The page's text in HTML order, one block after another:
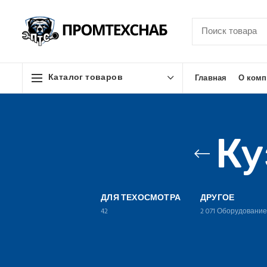
Каталог товаров Главная О
ДЛЯ ТЕХОСМОТРА
42
ДРУГОЕ
2 071 Оборудование